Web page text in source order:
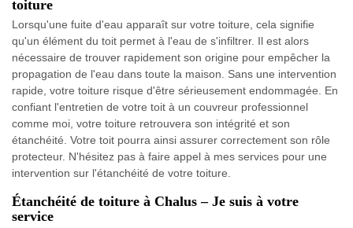
toiture
Lorsqu'une fuite d'eau apparaît sur votre toiture, cela signifie
qu'un élément du toit permet à l'eau de s'infiltrer. Il est alors
nécessaire de trouver rapidement son origine pour empêcher la
propagation de l'eau dans toute la maison. Sans une intervention
rapide, votre toiture risque d'être sérieusement endommagée. En
confiant l'entretien de votre toit à un couvreur professionnel
comme moi, votre toiture retrouvera son intégrité et son
étanchéité. Votre toit pourra ainsi assurer correctement son rôle
protecteur. N'hésitez pas à faire appel à mes services pour une
intervention sur l'étanchéité de votre toiture.
Étanchéité de toiture à Chalus – Je suis à votre
service